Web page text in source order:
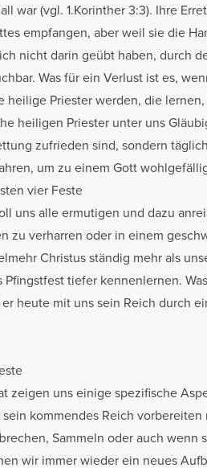
war (vgl. 1.Korinther 3:3). Ihre
empfangen, aber weil sie die
nicht darin geübt haben, durch
Was für ein Verlust ist es,
heilige Priester werden, die
heiligen Priester unter uns
zufrieden sind, sondern
um zu einem Gott
vier Feste
uns alle ermutigen und dazu
zu verharren oder in einem
Christus ständig mehr als
Pfingstfest tiefer kennenlernen.
heute mit uns sein Reich durch
zeigen uns einige spezifische
kommendes Reich
Sammeln oder auch wenn
wir immer wieder ein neues